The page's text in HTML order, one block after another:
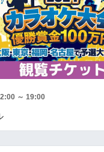
～ 19:00